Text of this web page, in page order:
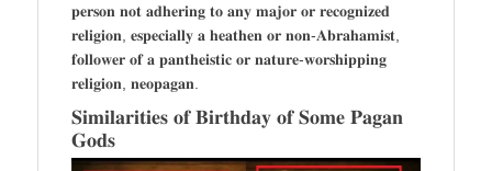
𝐩𝐞𝐫𝐬𝐨𝐧 𝐧𝐨𝐭 𝐚𝐝𝐡𝐞𝐫𝐢𝐧𝐠 𝐭𝐨 𝐚𝐧𝐲 𝐦𝐚𝐣𝐨𝐫 𝐨𝐫 𝐫𝐞𝐜𝐨𝐠𝐧𝐢𝐳𝐞𝐝
𝐫𝐞𝐥𝐢𝐠𝐢𝐨𝐧, 𝐞𝐬𝐩𝐞𝐜𝐢𝐚𝐥𝐥𝐲 𝐚 𝐡𝐞𝐚𝐭𝐡𝐞𝐧 𝐨𝐫 𝐧𝐨𝐧-𝐀𝐛𝐫𝐚𝐡𝐚𝐦𝐢𝐬𝐭,
𝐟𝐨𝐥𝐥𝐨𝐰𝐞𝐫 𝐨𝐟 𝐚 𝐩𝐚𝐧𝐭𝐡𝐞𝐢𝐬𝐭𝐢𝐜 𝐨𝐫 𝐧𝐚𝐭𝐮𝐫𝐞-𝐰𝐨𝐫𝐬𝐡𝐢𝐩𝐩𝐢𝐧𝐠
𝐫𝐞𝐥𝐢𝐠𝐢𝐨𝐧, 𝐧𝐞𝐨𝐩𝐚𝐠𝐚𝐧.
𝐒𝐢𝐦𝐢𝐥𝐚𝐫𝐢𝐭𝐢𝐞𝐬 𝐨𝐟 𝐁𝐢𝐫𝐭𝐡𝐝𝐚𝐲 𝐨𝐟 𝐒𝐨𝐦𝐞 𝐏𝐚𝐠𝐚𝐧
𝐆𝐨𝐝𝐬